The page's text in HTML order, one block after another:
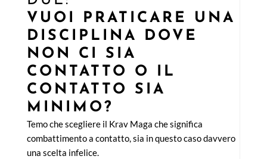
VUOI PRATICARE UNA
DISCIPLINA DOVE
NON CI SIA
CONTATTO O IL
CONTATTO SIA
MINIMO?
Temo che scegliere il Krav Maga che significa
combattimento a contatto, sia in questo caso davvero
una scelta infelice.